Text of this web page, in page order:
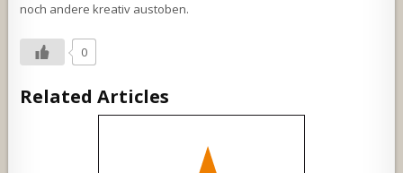
noch andere kreativ austoben.
0
Related Articles